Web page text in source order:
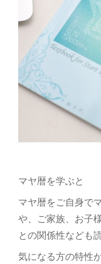
マヤ暦を学ぶと
マヤ暦をご自身で
や、ご家族、お子
との関係性なども
気になる方の特性